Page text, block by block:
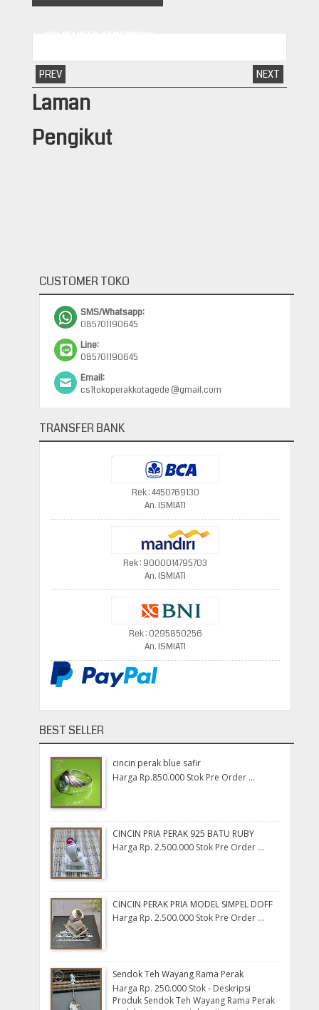
KOMENTAR FACEBOOK
PREV NEXT
Laman
Pengikut
CUSTOMER TOKO
SMS/Whatsapp:
085701190645
Line:
085701190645
Email:
cs1tokoperakkotagede @gmail.com
TRANSFER BANK
Rek : 4450769130
An. ISMIATI
Rek : 9000014795703
An. ISMIATI
Rek : 0295850256
An. ISMIATI
BEST SELLER
cincin perak blue safir
Harga Rp.850.000 Stok Pre Order ...
CINCIN PRIA PERAK 925 BATU RUBY
Harga Rp. 2.500.000 Stok Pre Order ...
CINCIN PERAK PRIA MODEL SIMPEL DOFF
Harga Rp. 2.500.000 Stok Pre Order ...
Sendok Teh Wayang Rama Perak
Harga Rp. 250.000 Stok - Deskripsi
Produk Sendok Teh Wayang Rama Perak